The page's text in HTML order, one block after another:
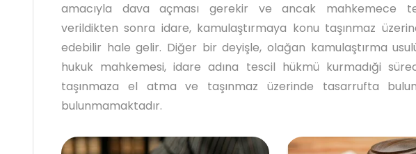
amacıyla dava açması gerekir ve ancak mahkemece
verildikten sonra idare, kamulaştırmaya konu taşınmaz
edebilir hale gelir. Diğer bir deyişle, olağan kamulaştırma
hukuk mahkemesi, idare adına tescil hükmü kurmadıği
taşınmaza el atma ve taşınmaz üzerinde tasarrufta
bulunmamaktadır.